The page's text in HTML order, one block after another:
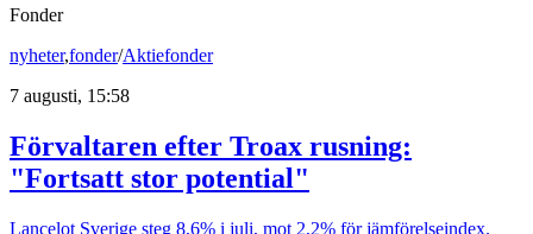
Fonder
nyheter,fonder/Aktiefonder
7 augusti, 15:58
Förvaltaren efter Troax rusning:
"Fortsatt stor potential"
Lancelot Sverige steg 8,6% i juli, mot 2,2% för jämförelseindex.